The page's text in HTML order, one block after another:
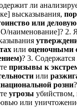
ли
высказывания,
или
наименование]? 2.
или оценочными
? 3. Содержатся
призывы к
или
розни
угрозы убийством,
или